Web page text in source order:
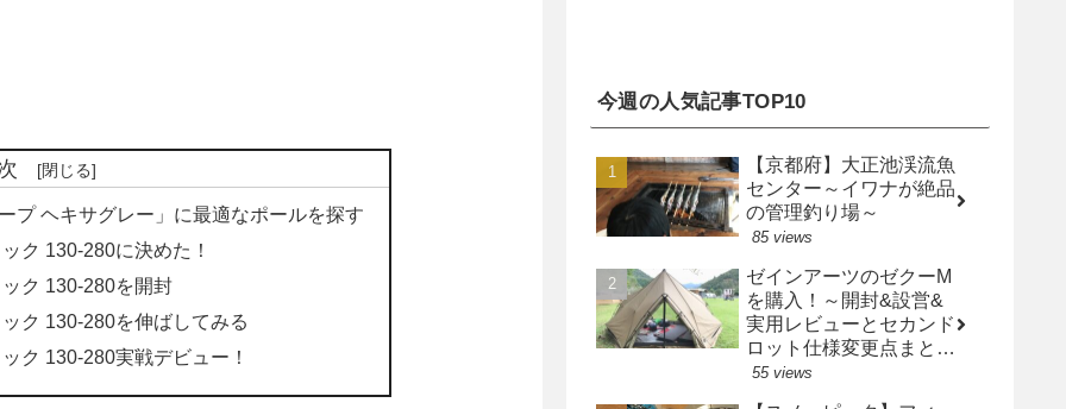
プ ヘキサグレー」に最適なポールを探す
ク 130-280に決めた！
ク 130-280を開封
ク 130-280を伸ばしてみる
ク 130-280実戦デビュー！
今週の人気記事TOP10
【京都府】大正池渓流魚
センター～イワナが絶品
の管理釣り場～
85 views
ゼインアーツのゼクーM
を購入！～開封&設営&
実用レビューとセカンド
ロット仕様変更点まとめ
～
55 views